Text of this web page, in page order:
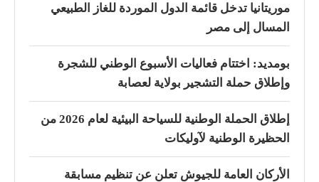
موريتانيا تدخل قائمة الدول الموردة للغاز الطبيعي
المسال إلى مصر
بومديد: اختتام فعاليات الأسبوع الوطني للشجرة
وإطلاق حملة التشجير بولاية لعصابة
إطلاق الحملة الوطنية للسياحة البيئية لعام 2026 من
الحظيرة الوطنية لآوليكات
الأركان العامة للجيوش تعلن عن تنظيم مسابقة